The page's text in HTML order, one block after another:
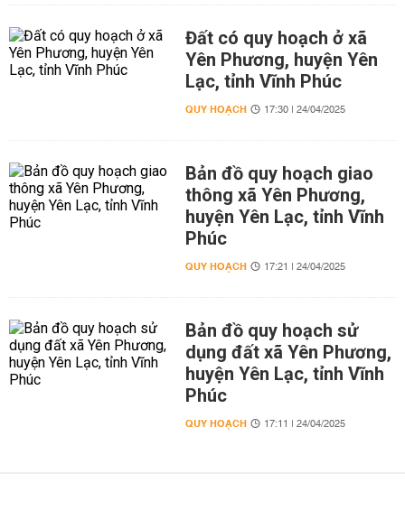
Đất có quy hoạch ở xã
Yên Phương, huyện Yên
Lạc, tỉnh Vĩnh Phúc
QUY HOẠCH 17:30 | 24/04/2025
Bản đồ quy hoạch giao
thông xã Yên Phương,
huyện Yên Lạc, tỉnh Vĩnh
Phúc
QUY HOẠCH 17:21 | 24/04/2025
Bản đồ quy hoạch sử
dụng đất xã Yên Phương,
huyện Yên Lạc, tỉnh Vĩnh
Phúc
QUY HOẠCH 17:11 | 24/04/2025